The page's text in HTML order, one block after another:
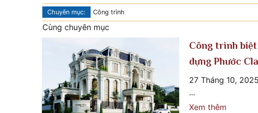
Chuyên mục: Công trình
Cùng chuyên mục
Công trình biệt
dựng Phước
27 Tháng 10, 2025
...
Xem thêm